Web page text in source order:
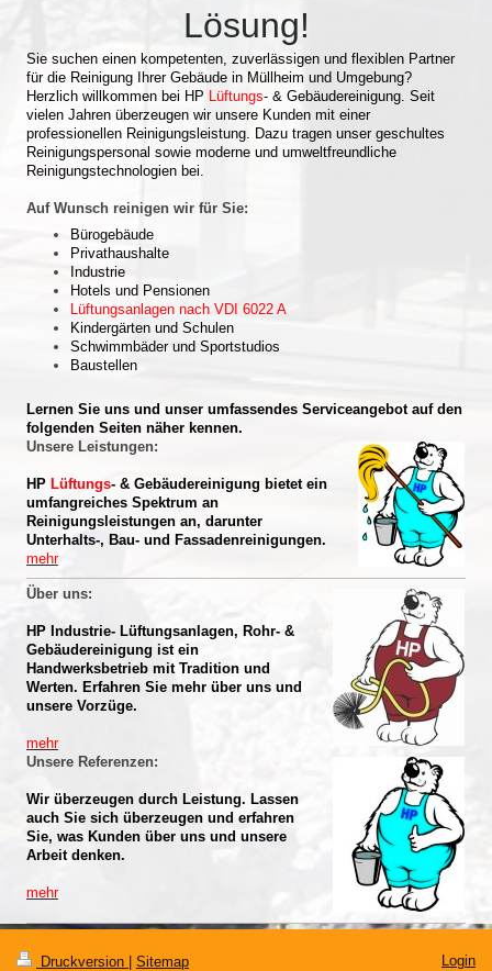
Lösung!
Sie suchen einen kompetenten, zuverlässigen und flexiblen Partner
für die Reinigung Ihrer Gebäude in Müllheim und Umgebung?
Herzlich willkommen bei HP Lüftungs- & Gebäudereinigung. Seit
vielen Jahren überzeugen wir unsere Kunden mit einer
professionellen Reinigungsleistung. Dazu tragen unser geschultes
Reinigungspersonal sowie moderne und umweltfreundliche
Reinigungstechnologien bei.
Auf Wunsch reinigen wir für Sie:
Bürogebäude
Privathaushalte
Industrie
Hotels und Pensionen
Lüftungsanlagen nach VDI 6022 A
Kindergärten und Schulen
Schwimmbäder und Sportstudios
Baustellen
Lernen Sie uns und unser umfassendes Serviceangebot auf den
folgenden Seiten näher kennen.
Unsere Leistungen:
HP Lüftungs- & Gebäudereinigung bietet ein
umfangreiches Spektrum an
Reinigungsleistungen an, darunter
Unterhalts-, Bau- und Fassadenreinigungen.
mehr
Über uns:
HP Industrie- Lüftungsanlagen, Rohr- &
Gebäudereinigung ist ein
Handwerksbetrieb mit Tradition und
Werten. Erfahren Sie mehr über uns und
unsere Vorzüge.
mehr
Unsere Referenzen:
Wir überzeugen durch Leistung. Lassen
auch Sie sich überzeugen und erfahren
Sie, was Kunden über uns und unsere
Arbeit denken.
mehr
Druckversion Sitemap Login